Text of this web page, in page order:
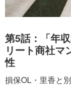
第5話：「年
リート商社マ
性
損保OL・里香と